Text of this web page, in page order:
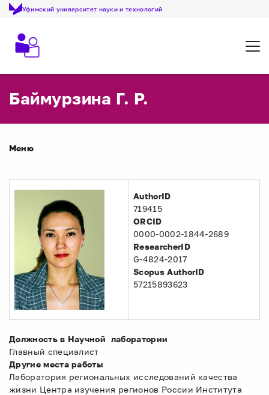
Уфимский университет науки и технологий
Баймурзина Г. Р.
Меню
AuthorID
719415
ORCID
0000-0002-1844-2689
ResearcherID
G-4824-2017
Scopus AuthorID
57215893623
Должность в Научной лаборатории
Главный специалист
Другие места работы
Лаборатория региональных исследований качества
жизни Центра изучения регионов России Института